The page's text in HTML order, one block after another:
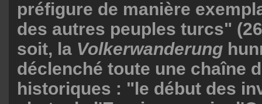
préfigure de manière
des autres peuples turcs"
soit, la Volkerwanderung
déclenché toute une chaîne
historiques : "le début des